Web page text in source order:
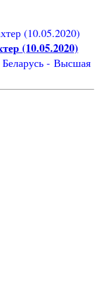
(10.05.2020)
- Высшая